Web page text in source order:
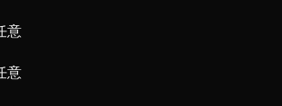
意
意